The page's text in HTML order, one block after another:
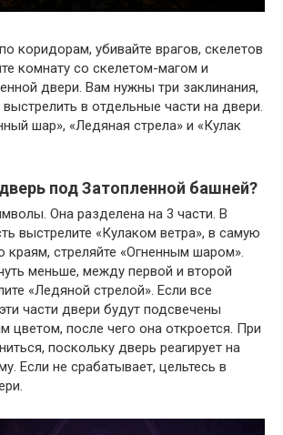
коридорам, убивайте врагов, скелетов
комнату со скелетом-магом и
двери. Вам нужны три заклинания,
в отдельные части на двери.
шар», «Ледяная стрела» и «Кулак
под Затопленной башней?
Она разделена на 3 части. В
выстрелите «Кулаком ветра», в самую
краям, стреляйте «Огненным шаром».
меньше, между первой и второй
«Ледяной стрелой». Если все
части двери будут подсвечены
цветом, после чего она откроется. При
поскольку дверь реагирует на
Если не срабатывает, цельтесь в